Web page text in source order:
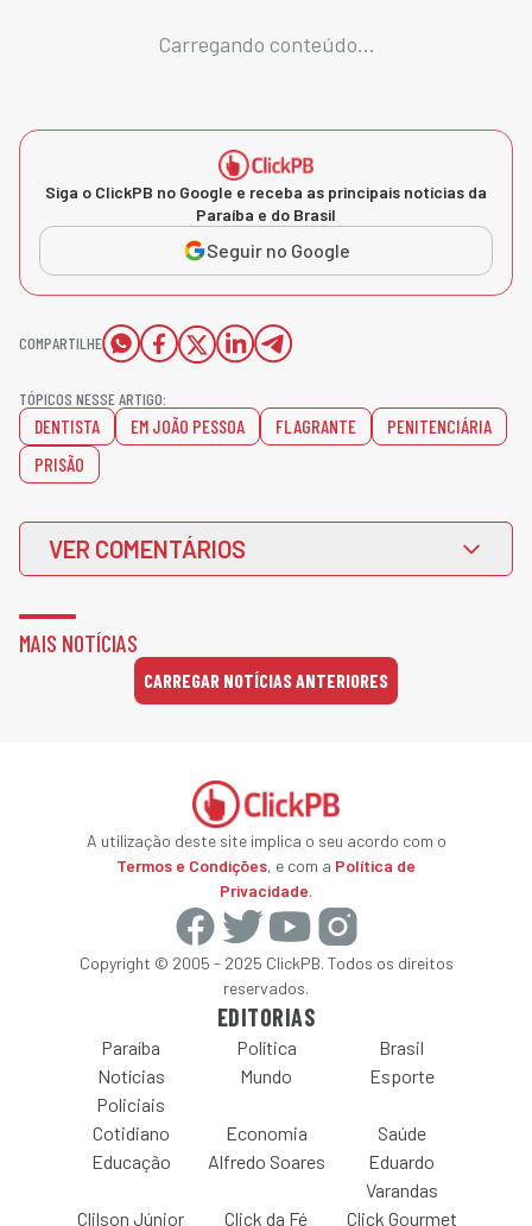
Carregando conteúdo...
Siga o ClickPB no Google e receba as principais notícias da
Paraíba e do Brasil
Seguir no Google
COMPARTILHE
TÓPICOS NESSE ARTIGO:
DENTISTA EM JOÃO PESSOA FLAGRANTE
PENITENCIÁRIA
PRISÃO
VER COMENTÁRIOS
MAIS NOTÍCIAS
CARREGAR NOTÍCIAS ANTERIORES
A utilização deste site implica o seu acordo com o
Termos e Condições, e com a Política de
Privacidade.
Copyright © 2005 - 2025 ClickPB. Todos os direitos
reservados.
EDITORIAS
Paraíba Política
Brasil
Notícias
Policiais
Mundo Esporte
Cotidiano Economia
Saúde
Educação
Alfredo Soares
Eduardo
Varandas
Clilson Júnior
Click da Fé Click Gourmet